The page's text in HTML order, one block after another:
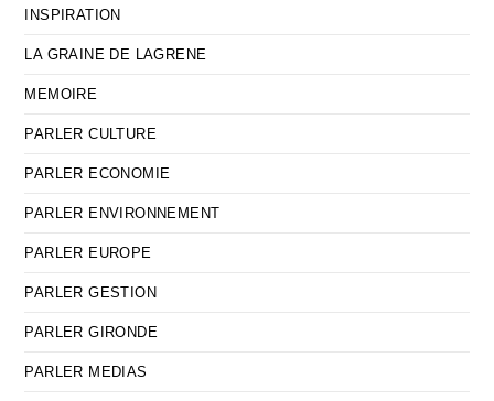
INSPIRATION
LA GRAINE DE LAGRENE
MEMOIRE
PARLER CULTURE
PARLER ECONOMIE
PARLER ENVIRONNEMENT
PARLER EUROPE
PARLER GESTION
PARLER GIRONDE
PARLER MEDIAS